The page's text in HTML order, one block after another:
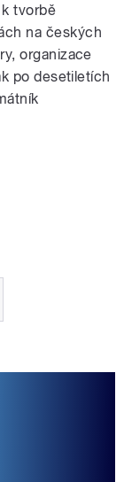
tvorbě
na českých
organizace
po desetiletích